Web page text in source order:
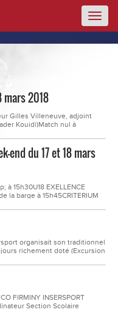
mars 2018
Gilles Villeneuve, adjoint
Kouidi)Match nul à
MONTBRISON, score 0-
Jean Michel Suel)Match nul
score 0-0CRITERIUM-1 :
end du 17 et 18 mars
à 15h30U18 EXELLENCE
la barge à 15h45CRITERIUM
ONDAINEDimanche 18
ONDAINE Samedi 17
organisait son traditionnel
richement doté (Excursion
ordinateur,
couettes, restaurant, maillot
FIRMINY INSERSPORT
Section Scolaire